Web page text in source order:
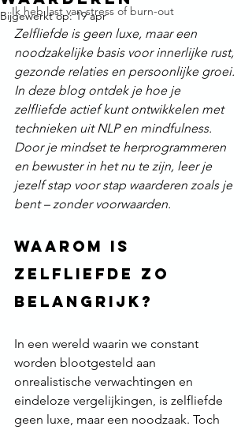
Ik heb last van stress of burn-out
Bijgewerkt op:19 apr
Zelfliefde is geen luxe, maar een
noodzakelijke basis voor innerlijke rust,
gezonde relaties en persoonlijke groei.
In deze blog ontdek je hoe je
zelfliefde actief kunt ontwikkelen met
technieken uit NLP en mindfulness.
Door je mindset te herprogrammeren
en bewuster in het nu te zijn, leer je
jezelf stap voor stap waarderen zoals je
bent – zonder voorwaarden.
Waarom is
zelfliefde zo
belangrijk?
In een wereld waarin we constant
worden blootgesteld aan
onrealistische verwachtingen en
eindeloze vergelijkingen, is zelfliefde
geen luxe, maar een noodzaak. Toch